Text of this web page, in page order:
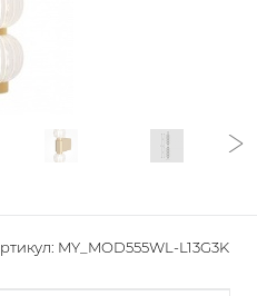
MY_MOD555WL-L13G3K